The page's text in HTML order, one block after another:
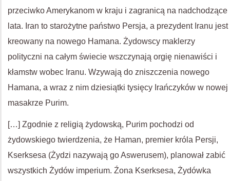
przeciwko Amerykanom w kraju i zagranicą na nadchodzące
lata. Iran to starożytne państwo Persja, a prezydent Iranu jest
kreowany na nowego Hamana. Żydowscy maklerzy
polityczni na całym świecie wszczynają orgię nienawiści i
kłamstw wobec Iranu. Wzywają do zniszczenia nowego
Hamana, a wraz z nim dziesiątki tysięcy Irańczyków w nowej
masakrze Purim.
[…] Zgodnie z religią żydowską, Purim pochodzi od
żydowskiego twierdzenia, że Haman, premier króla Persji,
Kserksesa (Żydzi nazywają go Aswerusem), planował zabić
wszystkich Żydów imperium. Źona Kserksesa, Żydówka